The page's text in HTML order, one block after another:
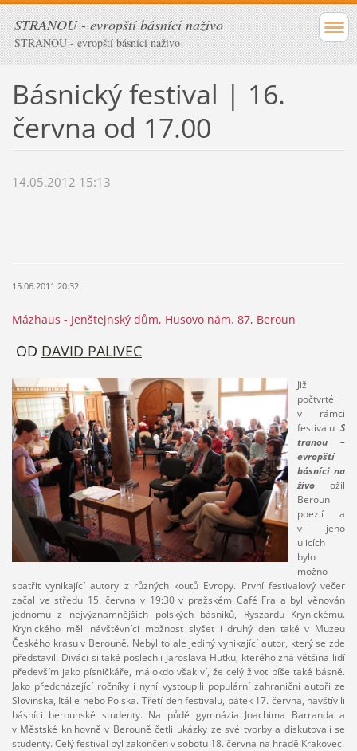
STRANOU - evropští básníci naživo
STRANOU - evropští básníci naživo
Básnický festival | 16.
června od 17.00
14.05.2012 15:13
15.06.2011 20:32
Mázhaus - Jenštejnský dům, Husovo nám. 87, Beroun
OD DAVID PALIVEC
Již
počtvrté
v rámci
festivaluS
tranou –
evropští
básníci na
živoožil
Beroun
poezií a
v jeho
ulicích
bylo
možno
spatřit vynikající autory z různých koutů Evropy. První festivalový večer
začal ve středu 15. června v 19:30 v pražském Café Fra a byl věnován
jednomu z nejvýznamnějších polských básníků, Ryszardu Krynickému.
Krynického měli návštěvníci možnost slyšet i druhý den také v Muzeu
Českého krasu v Berouně. Nebyl to ale jediný vynikající autor, který se zde
představil. Diváci si také poslechli Jaroslava Hutku, kterého zná většina lidí
především jako písničkáře, málokdo však ví, že celý život píše také básně.
Jako předcházející ročníky i nyní vystoupili populární zahraniční autoři ze
Slovinska, Itálie nebo Polska. Třetí den festivalu, pátek 17. června, navštívili
básníci berounské studenty. Na půdě gymnázia Joachima Barranda a
v Městské knihovně v Berouně četli ukázky ze své tvorby a diskutovali se
studenty. Celý festival byl zakončen v sobotu 18. června na hradě Krakovec.